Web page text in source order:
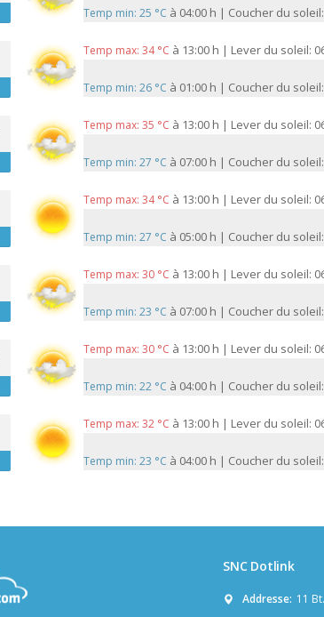
Temp min: 25 °C à 04:00 h | Coucher du
Temp max: 34 °C à 13:00 h | Lever du soleil:
Temp min: 26 °C à 01:00 h | Coucher du
Temp max: 35 °C à 13:00 h | Lever du soleil:
Temp min: 27 °C à 07:00 h | Coucher du
Temp max: 34 °C à 13:00 h | Lever du soleil:
Temp min: 27 °C à 05:00 h | Coucher du
Temp max: 30 °C à 13:00 h | Lever du soleil:
Temp min: 23 °C à 07:00 h | Coucher du
Temp max: 30 °C à 13:00 h | Lever du soleil:
Temp min: 22 °C à 04:00 h | Coucher du
Temp max: 32 °C à 13:00 h | Lever du soleil:
Temp min: 23 °C à 04:00 h | Coucher du
SNC Dotlink
Addresse: 11